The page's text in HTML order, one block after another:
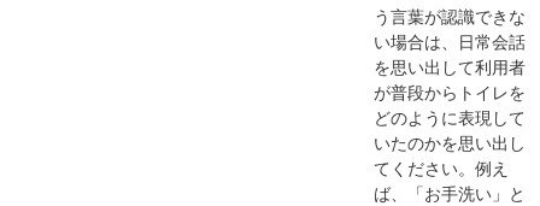
う言葉が認識できな
い場合は、日常会話
を思い出して利用者
が普段からトイレを
どのように表現して
いたのかを思い出し
てください。例え
ば、「お手洗い」と